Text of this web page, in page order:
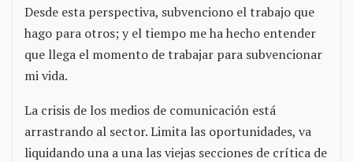
Desde esta perspectiva, subvenciono el trabajo que
hago para otros; y el tiempo me ha hecho entender
que llega el momento de trabajar para subvencionar
mi vida.
La crisis de los medios de comunicación está
arrastrando al sector. Limita las oportunidades, va
liquidando una a una las viejas secciones de crítica de